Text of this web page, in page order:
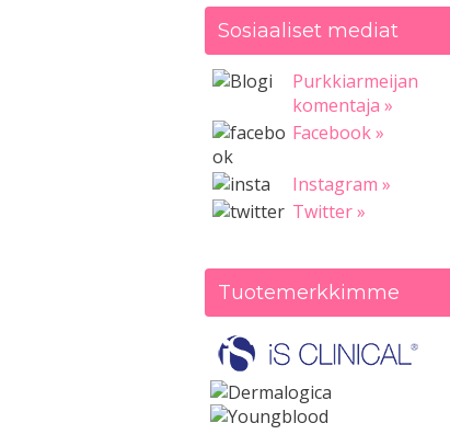
Sosiaaliset mediat
Purkkiarmeijan
komentaja »
Facebook »
Instagram »
Twitter »
Tuotemerkkimme